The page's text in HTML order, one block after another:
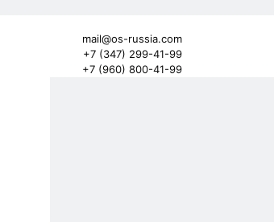
mail@os-russia.com
+7 (347) 299-41-99
+7 (960) 800-41-99